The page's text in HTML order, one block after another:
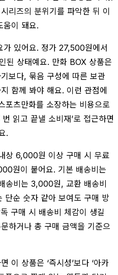
리즈의 분위기를 파악한 뒤 이
움이 돼요.
가 있어요. 정가 27,500원에서
된 상태예요. 만화 BOX 상품은
보다, 묶음 구성에 따른 보관
함께 봐야 해요. 이런 관점에
포츠만화를 소장하는 비용으로
읽고 끝낼 소비재’로 접근하면
.
상 6,000원 이상 구매 시 무료
원이 붙어요. 기본 배송비는
송비는 3,000원, 교환 배송비
순 숫자 같아 보여도 구매 방
구매 시 배송비 체감이 생길
하거나 총 구매 금액을 기준으
이 상품은 ‘즉시성’보다 ‘아카